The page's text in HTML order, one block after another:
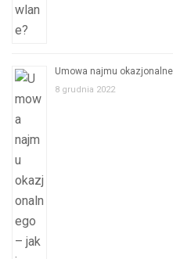
Umowa najmu
8 grudnia 2022